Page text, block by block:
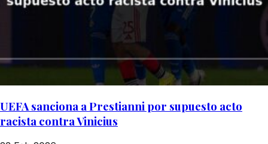
UEFA sanciona a Prestianni por supuesto acto
racista contra Vinicius